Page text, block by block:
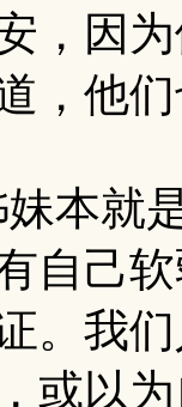
，因
，他
就是
自己
。我
或以